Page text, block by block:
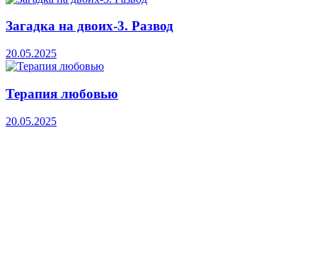
Загадка на двоих-3. Развод
20.05.2025
Терапия любовью
20.05.2025